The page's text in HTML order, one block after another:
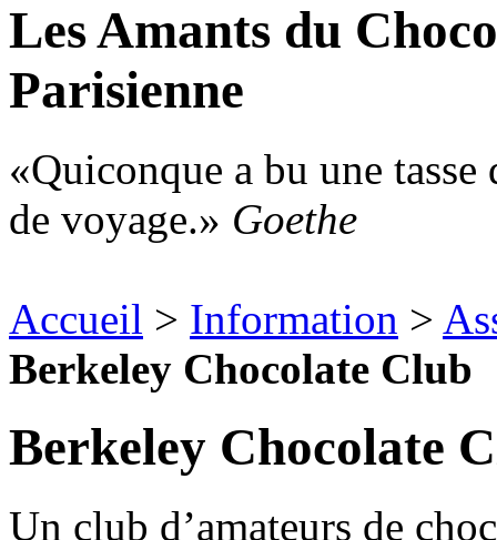
Les Amants du
Parisienne
Quiconque a bu une
de voyage.
Goethe
Accueil > Information >
Berkeley Chocolate Club
Berkeley Chocolate
Un club d’amateurs de